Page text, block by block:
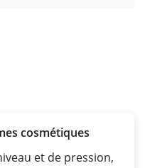
cosmétiques
et de pression,